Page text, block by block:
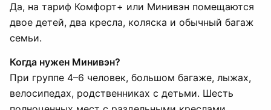
Да, на тариф Комфорт+ или Минивэн помещаются
двое детей, два кресла, коляска и обычный багаж
семьи.
Когда нужен Минивэн?
При группе 4–6 человек, большом багаже, лыжах,
велосипедах, родственниках с детьми. Шесть